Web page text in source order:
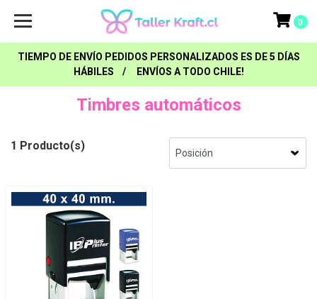
TIEMPO DE ENVÍO PEDIDOS PERSONALIZADOS ES DE 5 DÍAS
HÁBILES / ENVÍOS A TODO CHILE!
0
Timbres automáticos
1 Producto(s)